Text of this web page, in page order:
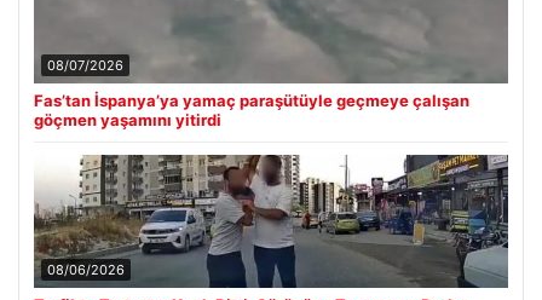
08/07/2026
Fas’tan İspanya’ya yamaç paraşütüyle geçmeye çalışan
göçmen yaşamını yitirdi
08/06/2026